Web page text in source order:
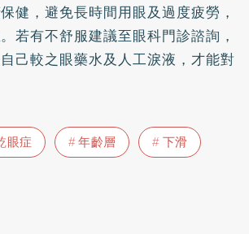
健，避免長時間用眼及過度疲勞，
若有不舒服建議至眼科門診諮詢，
己較之眼藥水及人工淚液，才能對
眼症 年齡層
下滑